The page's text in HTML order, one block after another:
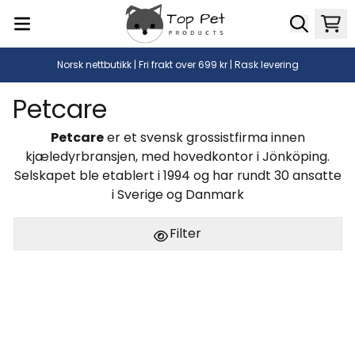
Hopp til innhold
Norsk nettbutikk | Fri frakt over 699 kr | Rask levering
Petcare
Petcareer et svensk grossistfirma innen
kjæledyrbransjen, med hovedkontor i Jönköping.
Selskapet ble etablert i 1994 og har rundt 30 ansatte
i Sverige og Danmark
Filter